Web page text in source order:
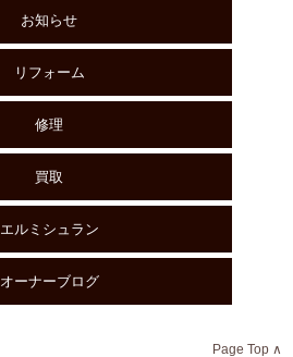
お知らせ
リフォーム
修理
買取
エルミシュラン
オーナーブログ
Page Top ∧